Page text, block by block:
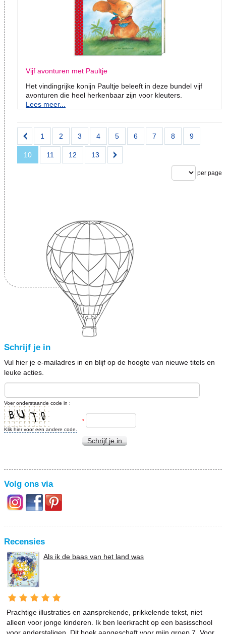
Vijf avonturen met Paultje
Het vindingrijke konijn Paultje beleeft in deze bundel vijf
avonturen die heel herkenbaar zijn voor kleuters.
Lees meer...
1 2 3 4 5 6 7 8 9
10 11 12 13
per page
Schrijf je in
Vul hier je e-mailadres in en blijf op de hoogte van nieuwe titels en
leuke acties.
Voer onderstaande code in :
Klik hier voor een andere code.
*
Schrijf je in
Volg ons via
Recensies
Als ik de baas van het land was
Prachtige illustraties en aansprekende, prikkelende tekst, niet
alleen voor jonge kinderen. Ik ben leerkracht op een basisschool